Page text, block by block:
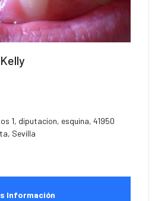
1, diputacion, esquina, 41950
Sevilla
Información